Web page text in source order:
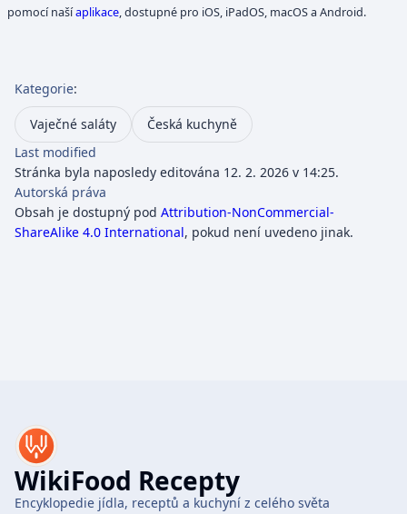
pomocí našíaplikace, dostupné pro iOS, iPadOS, macOS a Android.
Kategorie:
Vaječné saláty
Česká kuchyně
Last modified
Stránka byla naposledy editována 12. 2. 2026 v 14:25.
Autorská práva
Obsah je dostupný pod Attribution-NonCommercial-
ShareAlike 4.0 International, pokud není uvedeno jinak.
WikiFood Recepty
Encyklopedie jídla, receptů a kuchyní z celého světa